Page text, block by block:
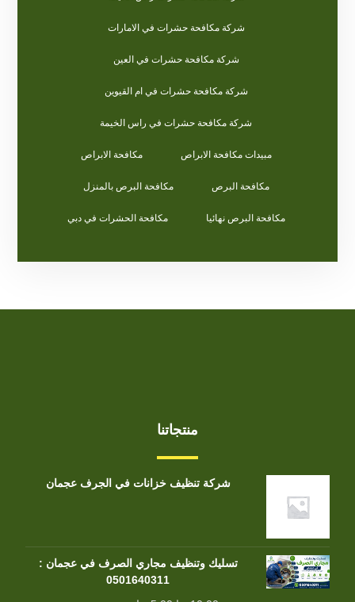
شركة مكافحة حشرات في الامارات
شركة مكافحة حشرات في العين
شركة مكافحة حشرات في ام القيوين
شركة مكافحة حشرات في راس الخيمة
مبيدات مكافحة الابراص مكافحة الابراص
مكافحة البرص مكافحة البرص بالمنزل
مكافحة البرص نهائيا مكافحة الحشرات في دبي
منتجاتنا
شركة تنظيف خزانات في الجرف عجمان
تسليك وتنظيف مجاري الصرف في عجمان :
0501640311